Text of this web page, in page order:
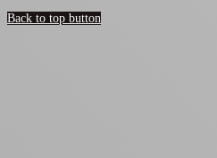
Back to top button